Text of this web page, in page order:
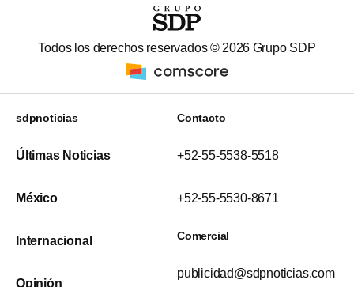
Todos los derechos reservados © 2026 Grupo SDP
sdpnoticias
Últimas Noticias
México
Internacional
Opinión
Contacto
+52-55-5538-5518
+52-55-5530-8671
Comercial
publicidad@sdpnoticias.com